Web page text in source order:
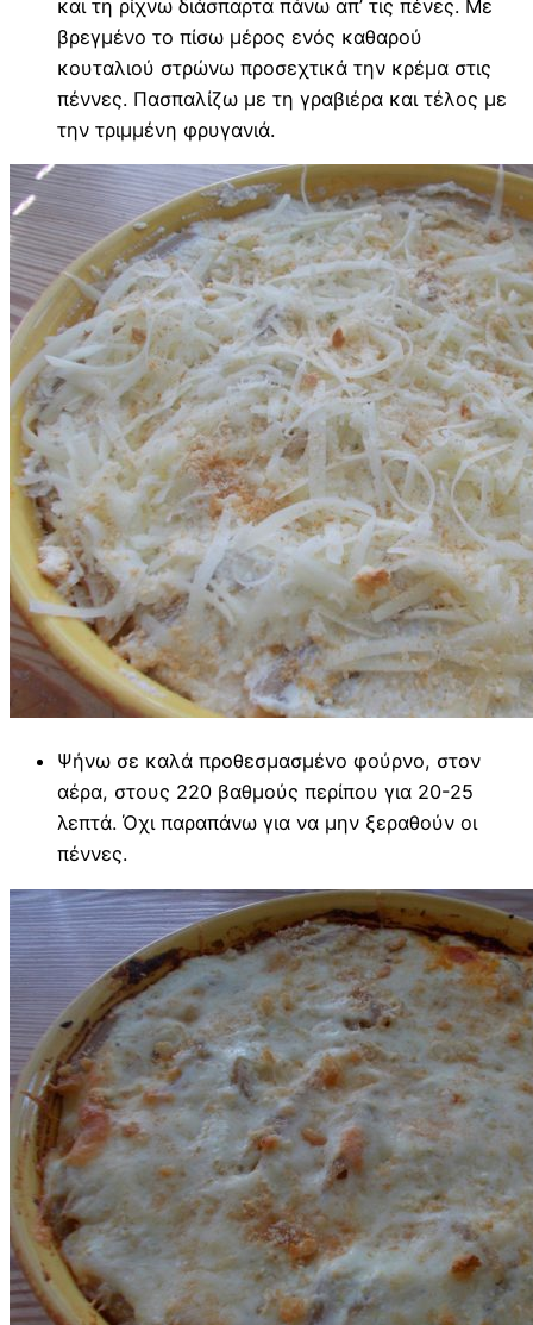
και τη ρίχνω διάσπαρτα πάνω απ’ τις πένες. Με
βρεγμένο το πίσω μέρος ενός καθαρού
κουταλιού στρώνω προσεχτικά την κρέμα στις
πέννες. Πασπαλίζω με τη γραβιέρα και τέλος με
την τριμμένη φρυγανιά.
Ψήνω σε καλά προθεσμασμένο φούρνο, στον
αέρα, στους 220 βαθμούς περίπου για 20-25
λεπτά. Όχι παραπάνω για να μην ξεραθούν οι
πέννες.